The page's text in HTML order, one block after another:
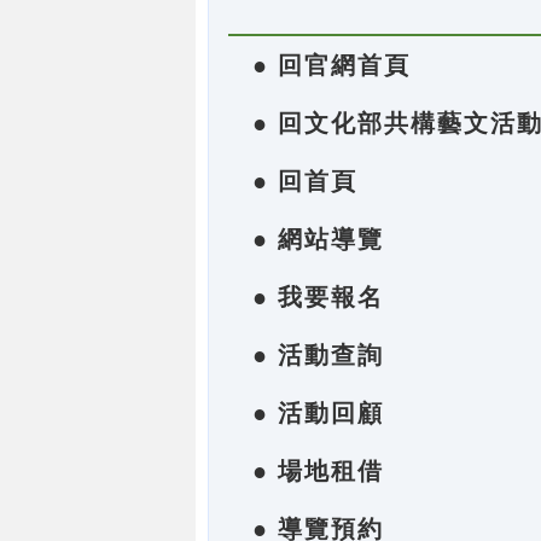
● 回官網首頁
● 回文化部共構藝文活
● 回首頁
● 網站導覽
● 我要報名
● 活動查詢
● 活動回顧
● 場地租借
● 導覽預約